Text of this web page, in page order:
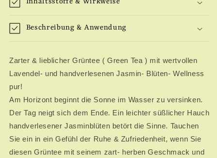
Beschreibung & Anwendung
Zarter & lieblicher Grüntee ( Green Tea ) mit wertvollen
Lavendel- und handverlesenen Jasmin- Blüten- Wellness
pur!
Am Horizont beginnt die Sonne im Wasser zu versinken.
Der Tag neigt sich dem Ende. Ein leichter süßlicher Hauch
handverlesener Jasminblüten betört die Sinne. Tauchen
Sie ein in ein Gefühl der Ruhe & Zufriedenheit, wenn Sie
diesen Grüntee mit seinem zart- herben Geschmack und